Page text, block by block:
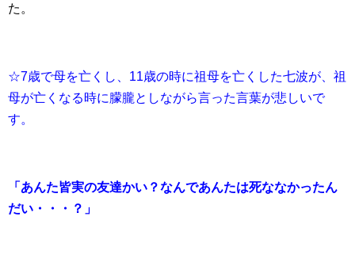
た。
☆7歳で母を亡くし、11歳の時に祖母を亡くした七波が、祖
母が亡くなる時に朦朧としながら言った言葉が悲しいで
す。
「あんた皆実の友達かい？なんであんたは死ななかったん
だい・・・？」